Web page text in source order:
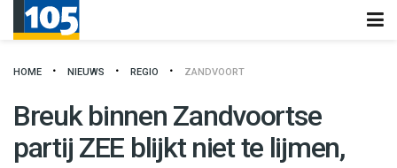
HOME NIEUWS REGIO ZANDVOORT
Breuk binnen Zandvoortse
partij ZEE blijkt niet te lijmen,